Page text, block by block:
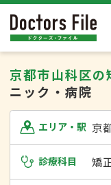
京都市山科区
ニック・病院
エリア・駅 京
診療科目 矯